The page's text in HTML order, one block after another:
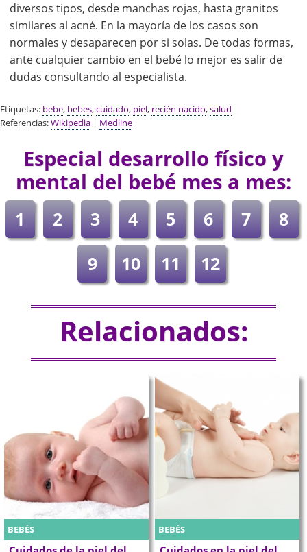
diversos tipos, desde manchas rojas, hasta granitos
similares al acné. En la mayoría de los casos son
normales y desaparecen por si solas. De todas formas,
ante cualquier cambio en el bebé lo mejor es salir de
dudas consultando al especialista.
Etiquetas: bebe, bebes,cuidado, piel, recién nacido,salud
Referencias:Wikipedia | Medline
Especial desarrollo físico y
mental del bebé mes a mes:
1 2 3 4 5 6 7
8
9
10 11 12
Relacionados:
BEBÉS BEBÉS